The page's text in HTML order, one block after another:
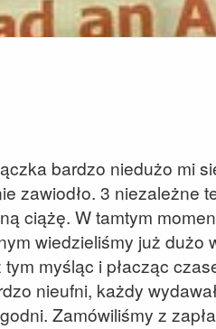
bardzo niedużo mi
zawiodło. 3 niezależne
ciążę. W tamtym
wiedzieliśmy już dużo
myśląc i płacząc
nieufni, każdy
Zamówiliśmy z